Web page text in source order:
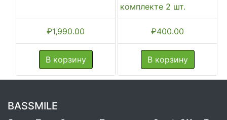
₽1,990.00
В корзину
комплекте 2 шт.
₽400.00
В корзину
BASSMILE